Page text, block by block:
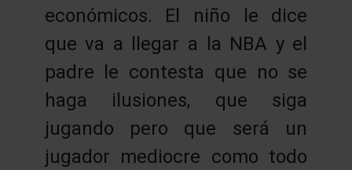
económicos. El niño le dice
que va a llegar a la NBA y el
padre le contesta que no se
haga ilusiones, que siga
jugando pero que será un
jugador mediocre como todo